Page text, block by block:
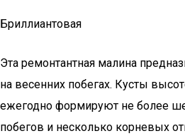
Бриллиантовая
Эта ремонтантная малина
на весенних побегах. Кусты
ежегодно формируют не более
побегов и несколько корневых